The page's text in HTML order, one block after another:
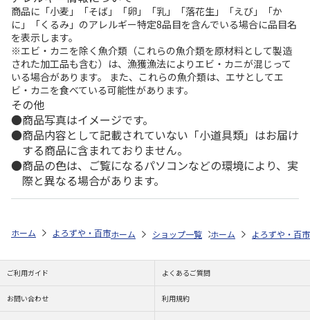
商品に「小麦」「そば」「卵」「乳」「落花生」「えび」「か
に」「くるみ」のアレルギー特定8品目を含んでいる場合に品目名
を表示します。
※エビ・カニを除く魚介類（これらの魚介類を原材料として製造
された加工品も含む）は、漁獲漁法によりエビ・カニが混じって
いる場合があります。 また、これらの魚介類は、エサとしてエ
ビ・カニを食べている可能性があります。
その他
商品写真はイメージです。
商品内容として記載されていない「小道具類」はお届け
する商品に含まれておりません。
商品の色は、ご覧になるパソコンなどの環境により、実
際と異なる場合があります。
ホーム よろずや・百市 ミッフィー特集 ミッフィー ＤＢ 木の箸
ホーム ショップ一覧 よろずや・百市 ミ
ホーム よろずや・百市
ご利用ガイド よくあるご質問
お問い合わせ 利用規約